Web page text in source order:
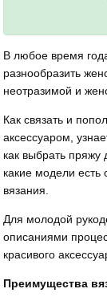
В любое время
разнообразить
неотразимой и
Как связать и
аксессуаром,
как выбрать пряжу
какие модели
вязания.
Для молодой
описаниями
красивого
Преимущества